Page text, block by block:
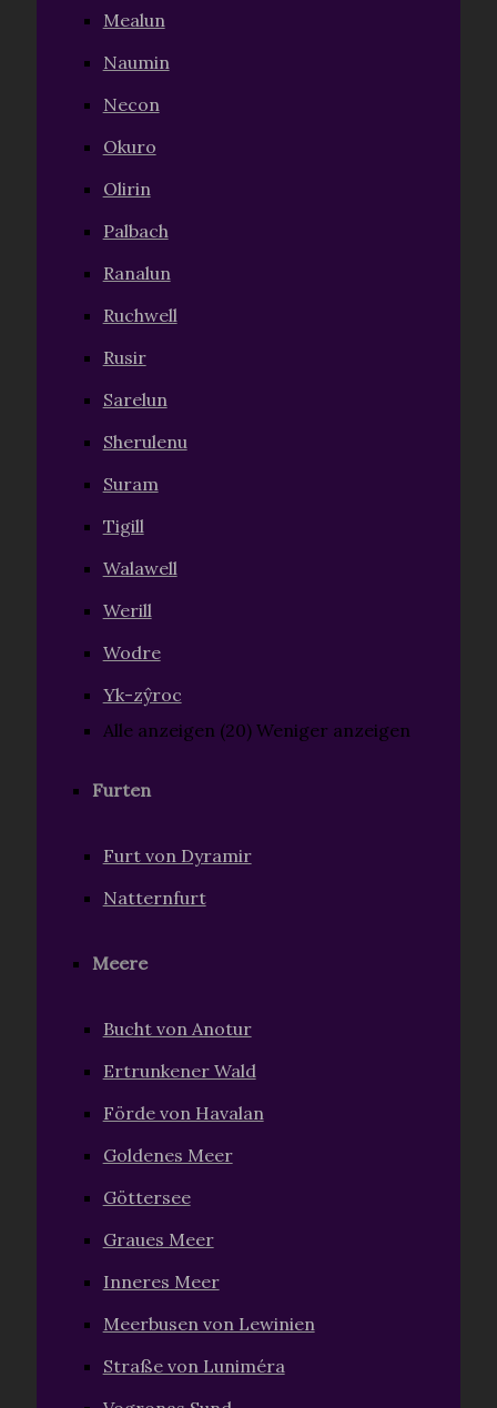
Mealun
Naumin
Necon
Okuro
Olirin
Palbach
Ranalun
Ruchwell
Rusir
Sarelun
Sherulenu
Suram
Tigill
Walawell
Werill
Wodre
Yk-zŷroc
Alle anzeigen (20) Weniger anzeigen
Furten
Furt von Dyramir
Natternfurt
Meere
Bucht von Anotur
Ertrunkener Wald
Förde von Havalan
Goldenes Meer
Göttersee
Graues Meer
Inneres Meer
Meerbusen von Lewinien
Straße von Luniméra